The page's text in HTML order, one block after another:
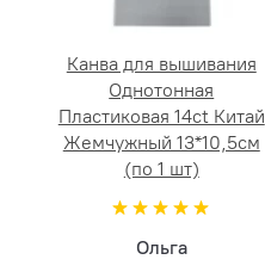
Канва для вышивания
Однотонная
Пластиковая 14ct Китай
Жемчужный 13*10,5см
(по 1 шт)
Ольга